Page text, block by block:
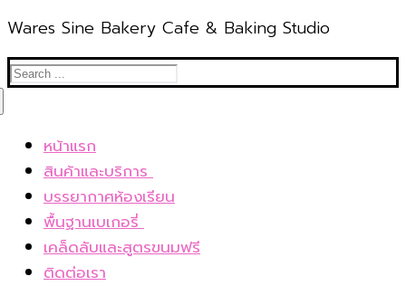
Wares Sine Bakery Cafe & Baking Studio
Search
for:
หน้าแรก
สินค้าและบริการ
เค้กโฮมเมดและขนมอบ
Bakery box set อบเองที่บ้าน
เบเกอรี่แช่แข็ง
E-book
บรรยากาศห้องเรียน
พื้นฐานเบเกอรี่
ทำ ขนมอบ 14 ตอน สอนตั้งแต่ทฤษฎี
บัตเตอร์เค้ก 1 สูตรกับวิธีการผสม 5 วิธี
เคล็ดลับและสูตรขนมฟรี
ติดต่อเรา